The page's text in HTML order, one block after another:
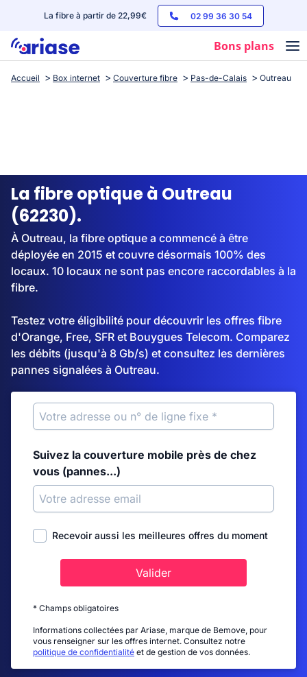
La fibre à partir de 22,99€ 02 99 36 30 54
Bons plans
Box internet
Streaming
Accueil Box internet Couverture fibre Pas-de-Calais Outreau
La fibre optique à Outreau
(62230).
À Outreau, la fibre optique a commencé à être
déployée en 2015 et couvre désormais 100% des
locaux. 10 locaux ne sont pas encore raccordables à la
fibre.
Testez votre éligibilité pour découvrir les offres fibre
d'Orange, Free, SFR et Bouygues Telecom. Comparez
les débits (jusqu'à 8 Gb/s) et consultez les dernières
pannes signalées à Outreau.
Suivez la couverture mobile près de chez
vous (pannes...)
Recevoir aussi les meilleures offres du moment
Valider
* Champs obligatoires
Informations collectées par Ariase, marque de Bemove, pour
vous renseigner sur les offres internet. Consultez notre
politique de confidentialité et de gestion de vos données.